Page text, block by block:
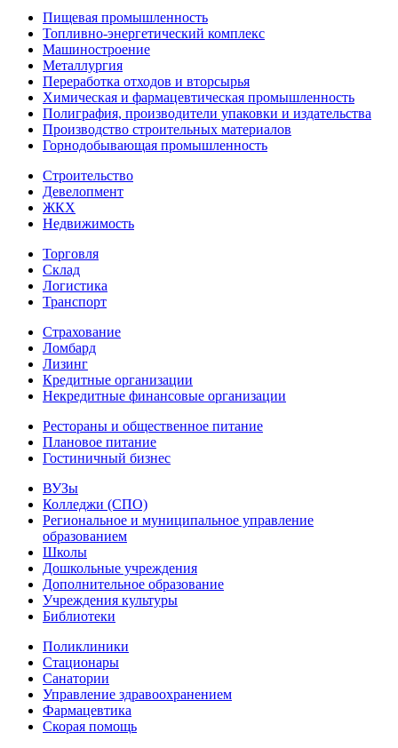
Пищевая промышленность
Топливно-энергетический комплекс
Машиностроение
Металлургия
Переработка отходов и вторсырья
Химическая и фармацевтическая промышленность
Полиграфия, производители упаковки и издательства
Производство строительных материалов
Горнодобывающая промышленность
Строительство
Девелопмент
ЖКХ
Недвижимость
Торговля
Склад
Логистика
Транспорт
Страхование
Ломбард
Лизинг
Кредитные организации
Некредитные финансовые организации
Рестораны и общественное питание
Плановое питание
Гостиничный бизнес
ВУЗы
Колледжи (СПО)
Региональное и муниципальное управление
образованием
Школы
Дошкольные учреждения
Дополнительное образование
Учреждения культуры
Библиотеки
Поликлиники
Стационары
Санатории
Управление здравоохранением
Фармацевтика
Скорая помощь